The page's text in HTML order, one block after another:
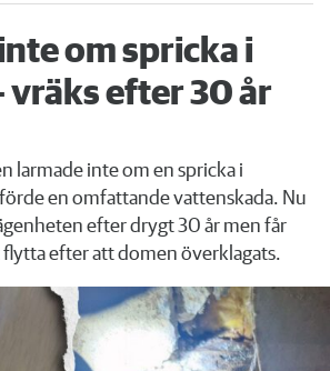
om spricka i
vräks efter 30 år
larmade inte om en spricka i
en omfattande vattenskada. Nu
efter drygt 30 år men får
flytta efter att domen överklagats.